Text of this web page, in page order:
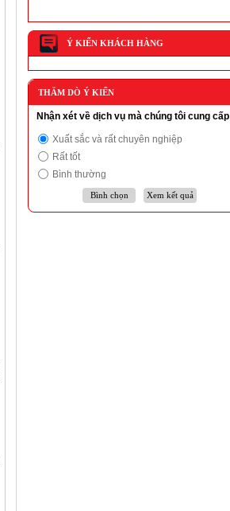
Ý KIẾN KHÁCH HÀNG
THĂM DÒ Ý KIẾN
Nhận xét về dịch vụ mà chúng tôi cung cấp
Xuất sắc và rất chuyên nghiệp
Rất tốt
Bình thường
Bình chọn Xem kết quả